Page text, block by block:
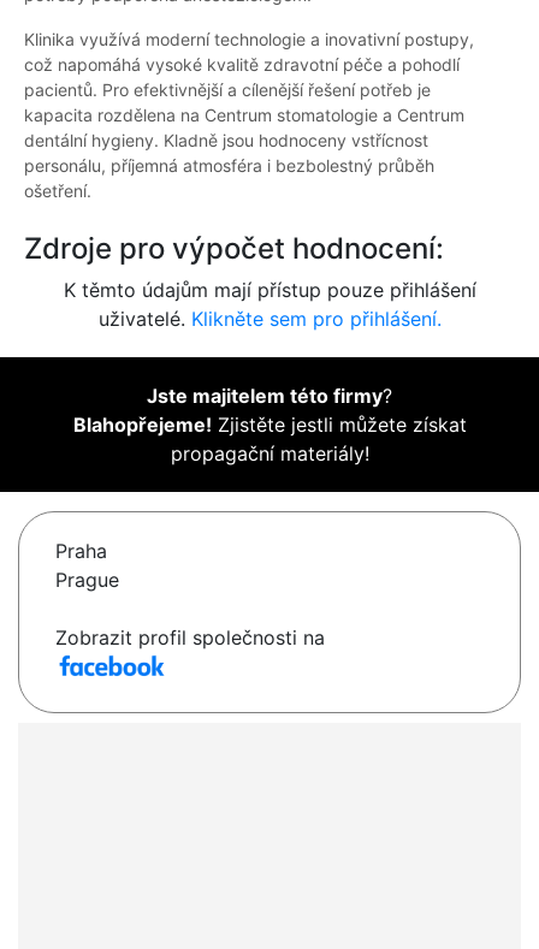
Klinika využívá moderní technologie a inovativní postupy,
což napomáhá vysoké kvalitě zdravotní péče a pohodlí
pacientů. Pro efektivnější a cílenější řešení potřeb je
kapacita rozdělena na Centrum stomatologie a Centrum
dentální hygieny. Kladně jsou hodnoceny vstřícnost
personálu, příjemná atmosféra i bezbolestný průběh
ošetření.
Zdroje pro výpočet hodnocení:
K těmto údajům mají přístup pouze přihlášení
uživatelé. Klikněte sem pro přihlášení.
Jste majitelem této firmy?
Blahopřejeme! Zjistěte jestli můžete získat
propagační materiály!
Praha
Prague
Zobrazit profil společnosti na